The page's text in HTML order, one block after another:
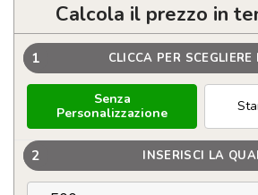
Calcola il prezzo in
1 CLICCA PER
Senza
Personalizzazione
2 INSERISCI LA